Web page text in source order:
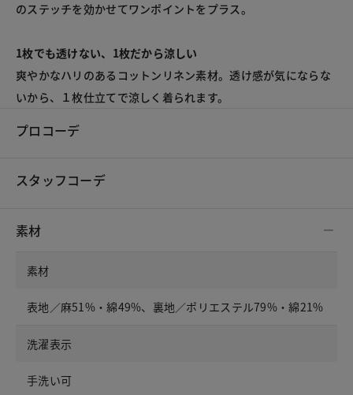
のステッチを効かせてワンポイントをプラス。
1枚でも透けない、1枚だから涼しい
爽やかなハリのあるコットンリネン素材。透け感が気にならな
いから、１枚仕立てで涼しく着られます。
プロコーデ
スタッフコーデ
素材
素材
表地／麻51%・綿49%、裏地／ポリエステル79%・綿21%
洗濯表示
手洗い可